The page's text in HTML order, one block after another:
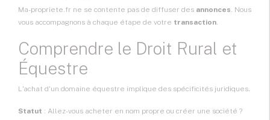
Ma-propriete.fr ne se contente pas de diffuser des annonces. Nous
vous accompagnons à chaque étape de votre transaction.
Comprendre le Droit Rural et
Équestre
L'achat d'un domaine équestre implique des spécificités juridiques.
Statut : Allez-vous acheter en nom propre ou créer une société ?